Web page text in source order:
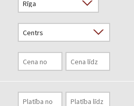
Uzņēmums
Pakalpojumi
Kontakti